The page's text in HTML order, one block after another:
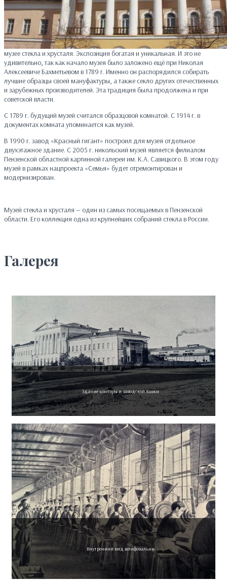
музее стекла и хрусталя. Экспозиция богатая и уникальная. И это не
удивительно, так как начало музея было заложено ещё при Николая
Алексеевиче Бахметьевом в 1789 г. Именно он распорядился собирать
лучшие образцы своей мануфактуры, а также секло других отечественных
и зарубежных производителей. Эта традиция была продолжена и при
советской власти.
С 1789 г. будущий музей считался образцовой комнатой. С 1914 г. в
документах комната упоминается как музей.
В 1990 г. завод «Красный гигант» построил для музея отдельное
двухэтажное здание. С 2005 г. никольский музей является филиалом
Пензенской областной картинной галереи им. К.А. Савицкого. В этом году
музей в рамках нацпроекта «Семья» будет отремонтирован и
модернизирован.
Музей стекла и хрусталя — один из самых посещаемых в Пензенской
области. Его коллекция одна из крупнейших собраний стекла в России.
Галерея
Здание конторы и заводской лавки
Внутренний вид шлифовальни